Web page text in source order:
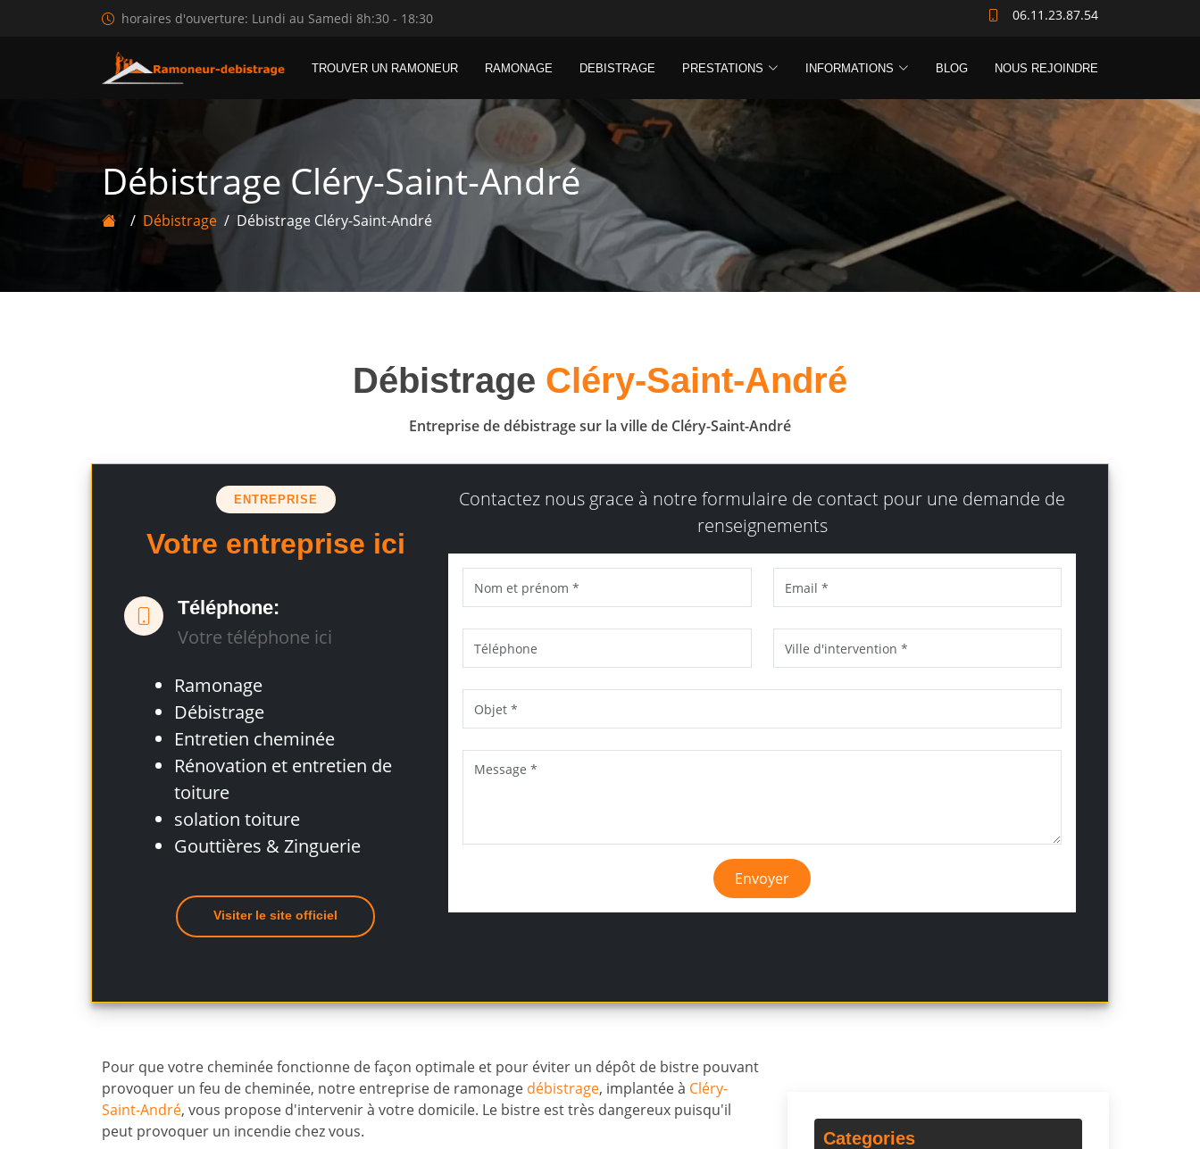
horaires d'ouverture: Lundi au Samedi 8h:30 - 18:30 06.11.23.87.54
TROUVER UN RAMONEUR RAMONAGE DEBISTRAGE PRESTATIONS INFORMATIONS BLOG NOUS REJOINDRE
Débistrage Cléry-Saint-André
Débistrage Débistrage Cléry-Saint-André
Débistrage Cléry-Saint-André
Entreprise de débistrage sur la ville de Cléry-Saint-André
ENTREPRISE
Votre entreprise ici
Téléphone:
Votre téléphone ici
Ramonage
Débistrage
Entretien cheminée
Rénovation et entretien de
toiture
solation toiture
Gouttières & Zinguerie
Visiter le site officiel
Contactez nous grace à notre formulaire de contact pour une demande de
renseignements
Envoyer
Pour que votre cheminée fonctionne de façon optimale et pour éviter un dépôt de bistre pouvant
provoquer un feu de cheminée, notre entreprise de ramonage débistrage, implantée à Cléry-
Saint-André, vous propose d'intervenir à votre domicile. Le bistre est très dangereux puisqu'il
peut provoquer un incendie chez vous.
Categories